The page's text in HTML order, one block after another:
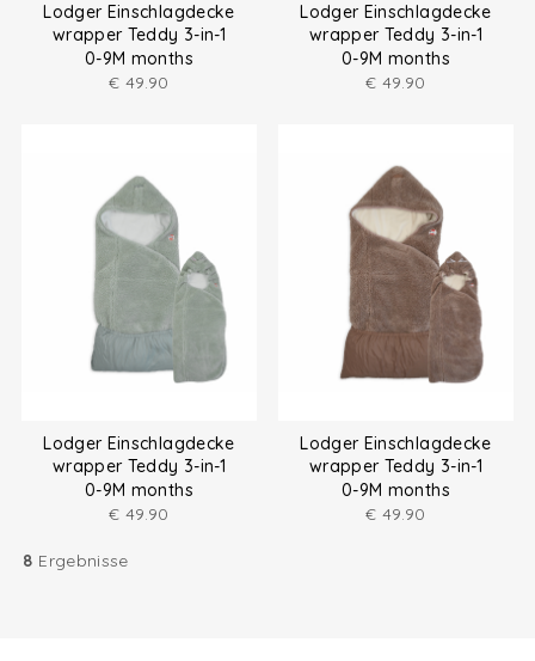
Lodger Einschlagdecke
wrapper Teddy 3-in-1
0-9M months
€ 49.90
Lodger Einschlagdecke
wrapper Teddy 3-in-1
0-9M months
€ 49.90
Lodger Einschlagdecke
wrapper Teddy 3-in-1
0-9M months
€ 49.90
Lodger Einschlagdecke
wrapper Teddy 3-in-1
0-9M months
€ 49.90
8 Ergebnisse